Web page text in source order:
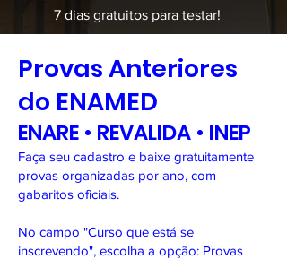
7 dias gratuitos para testar!
Provas Anteriores
do ENAMED
ENARE • REVALIDA • INEP
Faça seu cadastro e baixe gratuitamente
provas organizadas por ano, com
gabaritos oficiais.
No campo "Curso que está se
inscrevendo", escolha a opção: Provas